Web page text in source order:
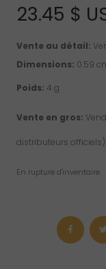
23.45 $
Vente au détail:
Dimensions: 0.59
Poids: 4 g
Vente en gros:
distributeurs officiels).
En rupture d'inventaire